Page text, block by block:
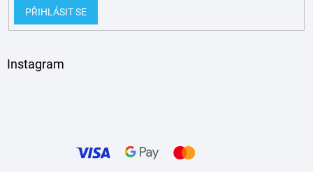
PŘIHLÁSIT SE
Instagram